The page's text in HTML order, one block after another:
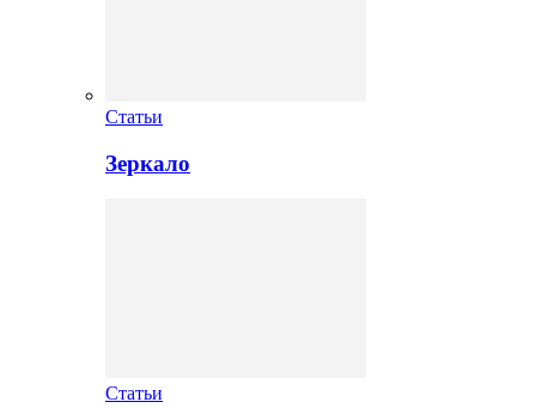
Статьи
Зеркало
Статьи